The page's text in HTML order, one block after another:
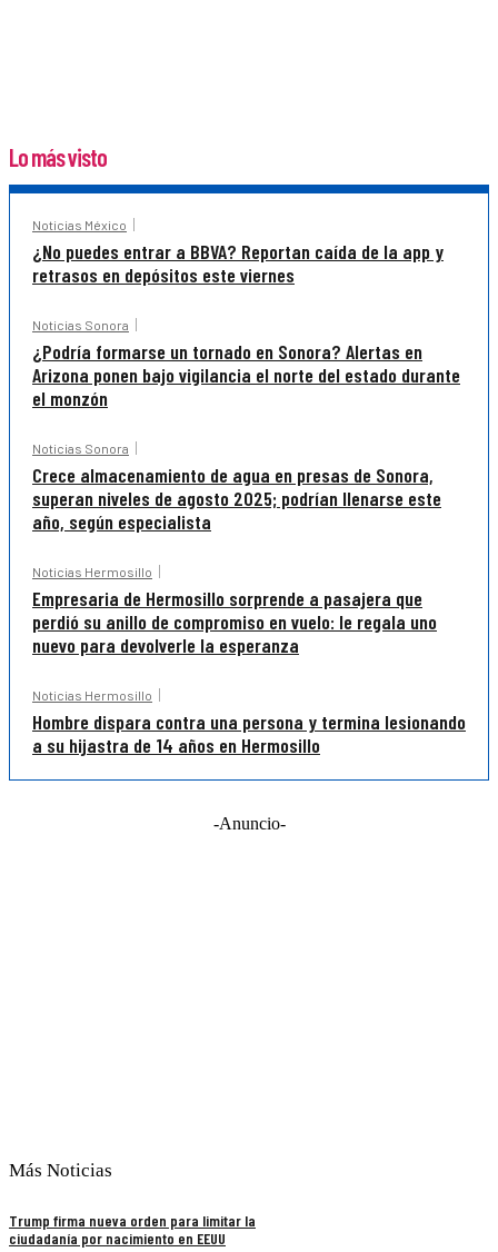
Lo más visto
Noticias México
¿No puedes entrar a BBVA? Reportan caída de la app y
retrasos en depósitos este viernes
Noticias Sonora
¿Podría formarse un tornado en Sonora? Alertas en
Arizona ponen bajo vigilancia el norte del estado durante
el monzón
Noticias Sonora
Crece almacenamiento de agua en presas de Sonora,
superan niveles de agosto 2025; podrían llenarse este
año, según especialista
Noticias Hermosillo
Empresaria de Hermosillo sorprende a pasajera que
perdió su anillo de compromiso en vuelo: le regala uno
nuevo para devolverle la esperanza
Noticias Hermosillo
Hombre dispara contra una persona y termina lesionando
a su hijastra de 14 años en Hermosillo
-Anuncio-
Más Noticias
Trump firma nueva orden para limitar la
ciudadanía por nacimiento en EEUU